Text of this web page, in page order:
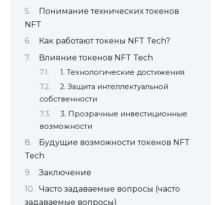
Понимание технических токенов
NFT
Как работают токены NFT Tech?
Влияние токенов NFT Tech
1. Технологические достижения
2. Защита интеллектуальной
собственности
3. Прозрачные инвестиционные
возможности
Будущие возможности токенов NFT
Tech
Заключение
Часто задаваемые вопросы (часто
задаваемые вопросы)